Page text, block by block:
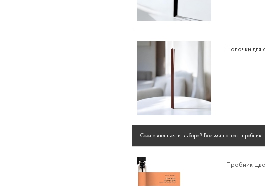
Палочки
Сомневаешься в выборе? Возьми на тест пробник
Пробник